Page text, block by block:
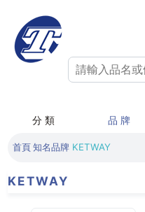
搜尋
分 類 品 牌
首頁 知名品牌 KETWAY
KETWAY